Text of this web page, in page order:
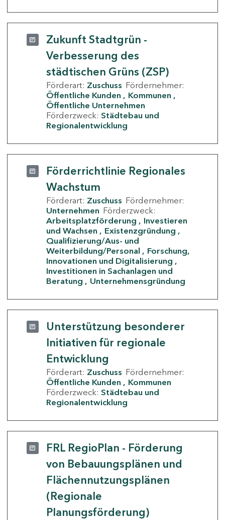
Zukunft Stadtgrün -
Verbesserung des
städtischen Grüns (ZSP)
Förderart: Zuschuss Fördernehmer:
Öffentliche Kunden
Kommunen
Öffentliche Unternehmen
Förderzweck: Städtebau und
Regionalentwicklung
Förderrichtlinie Regionales
Wachstum
Förderart: Zuschuss Fördernehmer:
Unternehmen Förderzweck:
Arbeitsplatzförderung
Investieren
und Wachsen
Existenzgründung
Qualifizierung/Aus- und
Weiterbildung/Personal
Forschung,
Innovationen und Digitalisierung
Investitionen in Sachanlagen und
Beratung
Unternehmensgründung
Unterstützung besonderer
Initiativen für regionale
Entwicklung
Förderart: Zuschuss Fördernehmer:
Öffentliche Kunden
Kommunen
Förderzweck: Städtebau und
Regionalentwicklung
FRL RegioPlan - Förderung
von Bebauungsplänen und
Flächennutzungsplänen
(Regionale
Planungsförderung)